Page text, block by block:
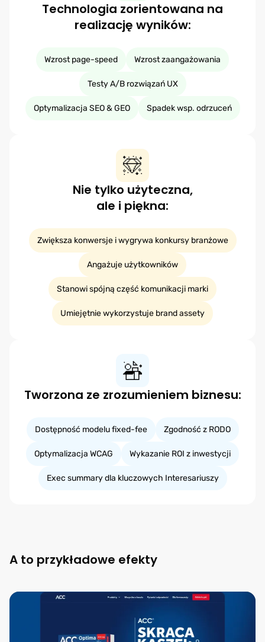
Technologia zorientowana na
realizację wyników:
Wzrost page-speed Wzrost zaangażowania
Testy A/B rozwiązań UX
Optymalizacja SEO & GEO Spadek wsp. odrzuceń
Nie tylko użyteczna,
ale i piękna:
Zwiększa konwersje i wygrywa konkursy branżowe
Angażuje użytkowników
Stanowi spójną część komunikacji marki
Umiejętnie wykorzystuje brand assety
Tworzona ze zrozumieniem biznesu:
Dostępność modelu fixed-fee Zgodność z RODO
Optymalizacja WCAG Wykazanie ROI z inwestycji
Exec summary dla kluczowych Interesariuszy
A to przykładowe efekty